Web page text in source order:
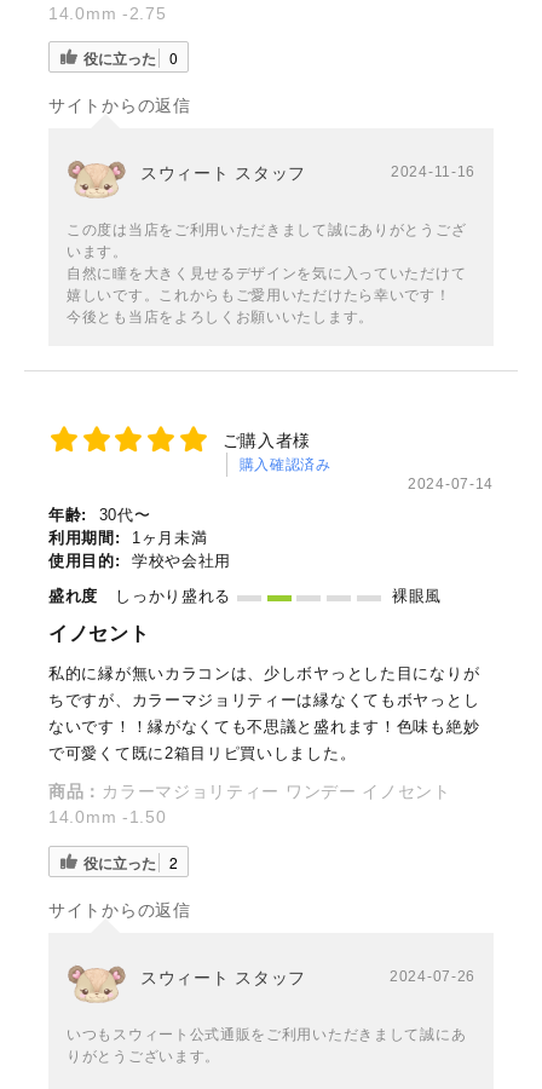
14.0mm -2.75
役に立った 0
サイトからの返信
スウィート スタッフ 2024-11-16
この度は当店をご利用いただきまして誠にありがとうござ
います。
自然に瞳を大きく見せるデザインを気に入っていただけて
嬉しいです。これからもご愛用いただけたら幸いです！
今後とも当店をよろしくお願いいたします。
ご購入者様
購入確認済み
2024-07-14
年齢:
30代〜
利用期間:
1ヶ月未満
使用目的:
学校や会社用
盛れ度
しっかり盛れる 裸眼風
イノセント
私的に縁が無いカラコンは、少しボヤっとした目になりが
ちですが、カラーマジョリティーは縁なくてもボヤっとし
ないです！！縁がなくても不思議と盛れます！色味も絶妙
で可愛くて既に2箱目リピ買いしました。
商品： カラーマジョリティー ワンデー イノセント
14.0mm -1.50
役に立った 2
サイトからの返信
スウィート スタッフ 2024-07-26
いつもスウィート公式通販をご利用いただきまして誠にあ
りがとうございます。